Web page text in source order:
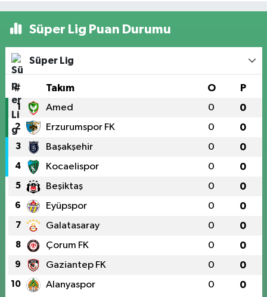
Süper Lig Puan Durumu
Süper Lig
# Takım O P
1 Amed 0 0
2 Erzurumspor FK 0 0
3 Başakşehir 0 0
4 Kocaelispor 0 0
5 Beşiktaş 0 0
6 Eyüpspor 0 0
7 Galatasaray 0 0
8 Çorum FK 0 0
9 Gaziantep FK 0 0
10 Alanyaspor 0 0